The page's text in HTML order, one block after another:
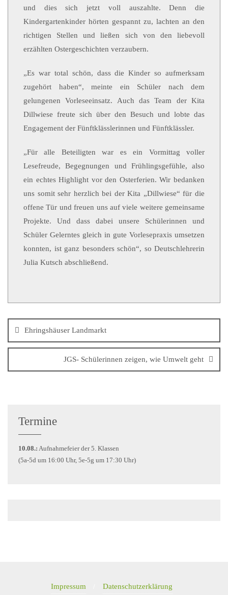
und dies sich jetzt voll auszahlte. Denn die
Kindergartenkinder hörten gespannt zu, lachten an den
richtigen Stellen und ließen sich von den liebevoll
erzählten Ostergeschichten verzaubern.
„Es war total schön, dass die Kinder so aufmerksam
zugehört haben“, meinte ein Schüler nach dem
gelungenen Vorleseeinsatz. Auch das Team der Kita
Dillwiese freute sich über den Besuch und lobte das
Engagement der Fünftklässlerinnen und Fünftklässler.
„Für alle Beteiligten war es ein Vormittag voller
Lesefreude, Begegnungen und Frühlingsgefühle, also
ein echtes Highlight vor den Osterferien. Wir bedanken
uns somit sehr herzlich bei der Kita „Dillwiese“ für die
offene Tür und freuen uns auf viele weitere gemeinsame
Projekte. Und dass dabei unsere Schülerinnen und
Schüler Gelerntes gleich in gute Vorlesepraxis umsetzen
konnten, ist ganz besonders schön“, so Deutschlehrerin
Julia Kutsch abschließend.
Ehringshäuser Landmarkt
JGS- Schülerinnen zeigen, wie Umwelt geht
Termine
10.08.: Aufnahmefeier der 5. Klassen
(5a-5d um 16:00 Uhr, 5e-5g um 17:30 Uhr)
Impressum Datenschutzerklärung